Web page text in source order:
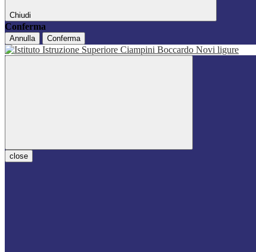
Chiudi
Conferma
Annulla Conferma
close